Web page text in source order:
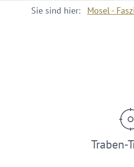
Sie sind hier: Mosel -
Traben-